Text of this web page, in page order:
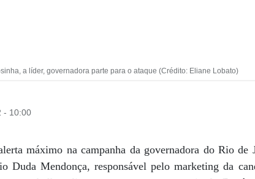
a líder, governadora parte para o ataque (Crédito: Eliane Lobato)
- 10:00
máximo na campanha da governadora do Rio
Duda Mendonça, responsável pelo marketing da